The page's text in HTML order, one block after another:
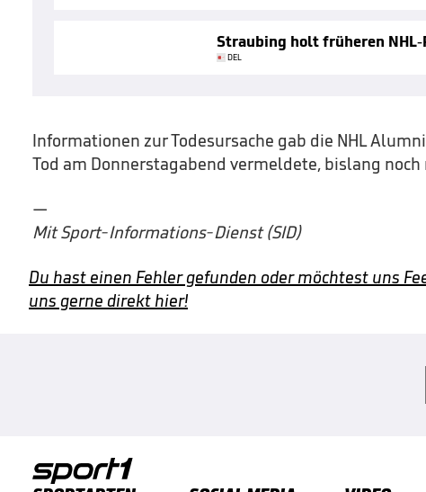
Straubing holt früheren
DEL
Informationen zur Todesursache gab die NHL
Tod am Donnerstagabend vermeldete, bislang noch
—
Mit Sport-Informations-Dienst (SID)
Du hast einen Fehler gefunden oder möchtest uns
uns gerne direkt hier!